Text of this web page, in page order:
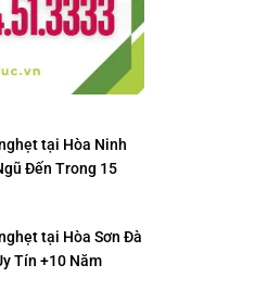
tại Hòa Ninh
Đến Trong 15
tại Hòa Sơn Đà
Tín +10 Năm